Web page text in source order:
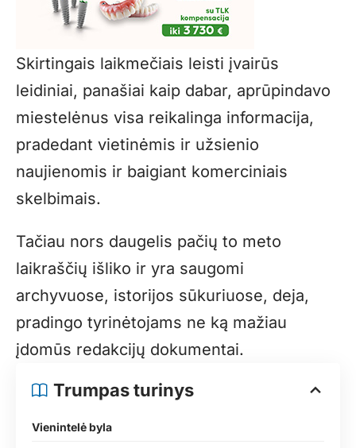
Skirtingais laikmečiais leisti įvairūs
leidiniai, panašiai kaip dabar, aprūpindavo
miestelėnus visa reikalinga informacija,
pradedant vietinėmis ir užsienio
naujienomis ir baigiant komerciniais
skelbimais.
Tačiau nors daugelis pačių to meto
laikraščių išliko ir yra saugomi
archyvuose, istorijos sūkuriuose, deja,
pradingo tyrinėtojams ne ką mažiau
įdomūs redakcijų dokumentai.
Trumpas turinys
Vienintelė byla